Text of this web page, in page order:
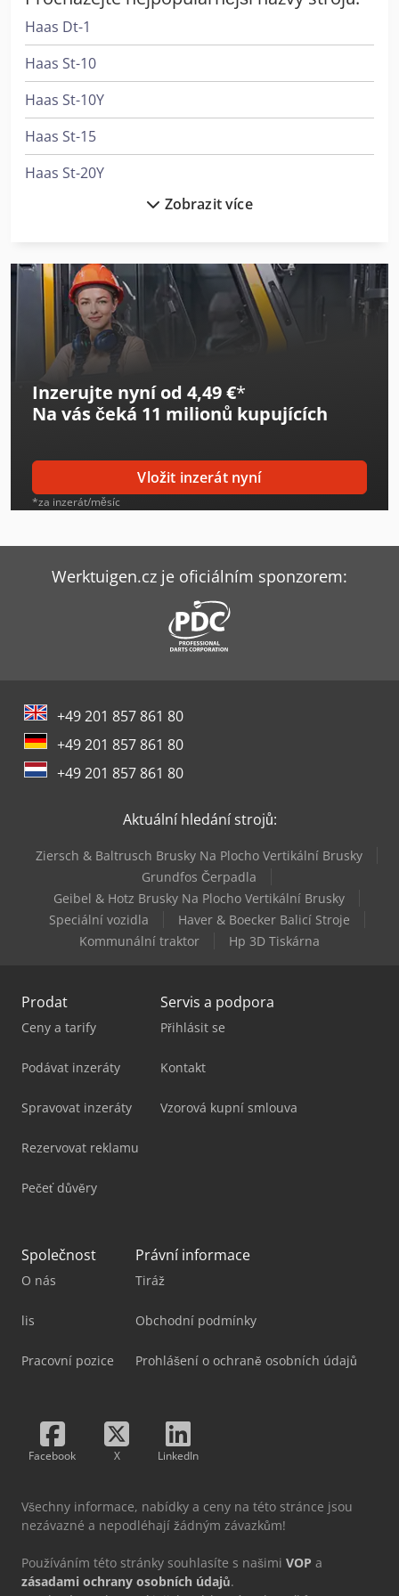
Haas Dt-1
Haas St-10
Haas St-10Y
Haas St-15
Haas St-20Y
Haas Vf-11/50
Haas Vf-2
Haas Vf-3
Haas Vf-3Ss
Haas Vf-3Yt
Haas Vf-3Yt/50
Haas Vf-4Ss
Haas Vf-6/40
Haas Vf-7/40
Haas Vf-9/50
Haas Vm-2
Zobrazit více
Inzerujte nyní od 4,49 €*
Na vás čeká 11 milionů kupujících
Vložit inzerát nyní
*za inzerát/měsíc
Werktuigen.cz je oficiálním sponzorem:
+49 201 857 861 80
+49 201 857 861 80
+49 201 857 861 80
Aktuální hledání strojů:
Ziersch & Baltrusch Brusky Na Plocho Vertikální Brusky
Grundfos Čerpadla
Geibel & Hotz Brusky Na Plocho Vertikální Brusky
Speciální vozidla
Haver & Boecker Balicí Stroje
Kommunální traktor
Hp 3D Tiskárna
Prodat
Ceny a tarify
Podávat inzeráty
Spravovat inzeráty
Rezervovat reklamu
Pečeť důvěry
Servis a podpora
Přihlásit se
Kontakt
Vzorová kupní smlouva
Společnost
O nás
lis
Pracovní pozice
Právní informace
Tiráž
Obchodní podmínky
Prohlášení o ochraně osobních údajů
Facebook X LinkedIn
Všechny informace, nabídky a ceny na této stránce jsou
nezávazné a nepodléhají žádným závazkům!
Používáním této stránky souhlasíte s našimi VOP a
zásadami ochrany osobních údajů.